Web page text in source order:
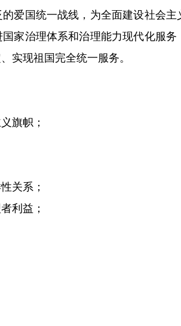
爱国统一战线，为全面建设社会
家治理体系和治理能力现代化服
实现祖国完全统一服务。
旗帜；
关系；
利益；